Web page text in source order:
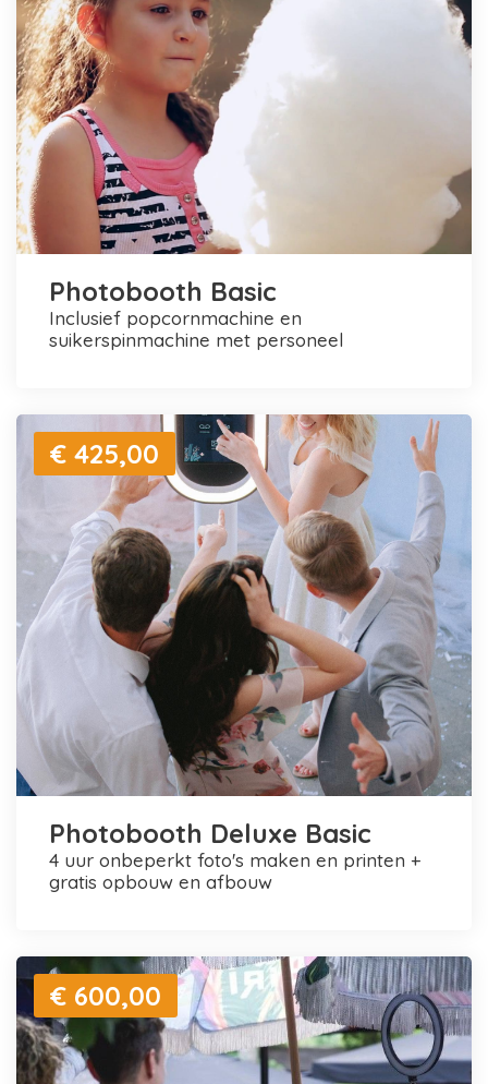
Photobooth Basic
inclusief popcornmachine en
suikerspinmachine met personeel
€ 425,00
Photobooth Deluxe Basic
4 uur onbeperkt foto's maken en printen +
gratis opbouw en afbouw
€ 600,00